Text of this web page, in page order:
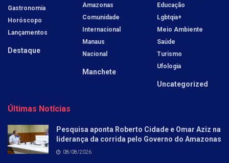
Gastronomia
Horóscopo
Lançamentos
Destaque
Amazonas
Comunidade
Internacional
Manaus
Nacional
Manchete
Educação
Lgbtqia+
Meio Ambiente
Saúde
Turismo
Ufologia
Uncategorized
Últimas Notícias
Pesquisa aponta Roberto Cidade e Omar Aziz na
liderança da corrida pelo Governo do Amazonas
08/08/2026